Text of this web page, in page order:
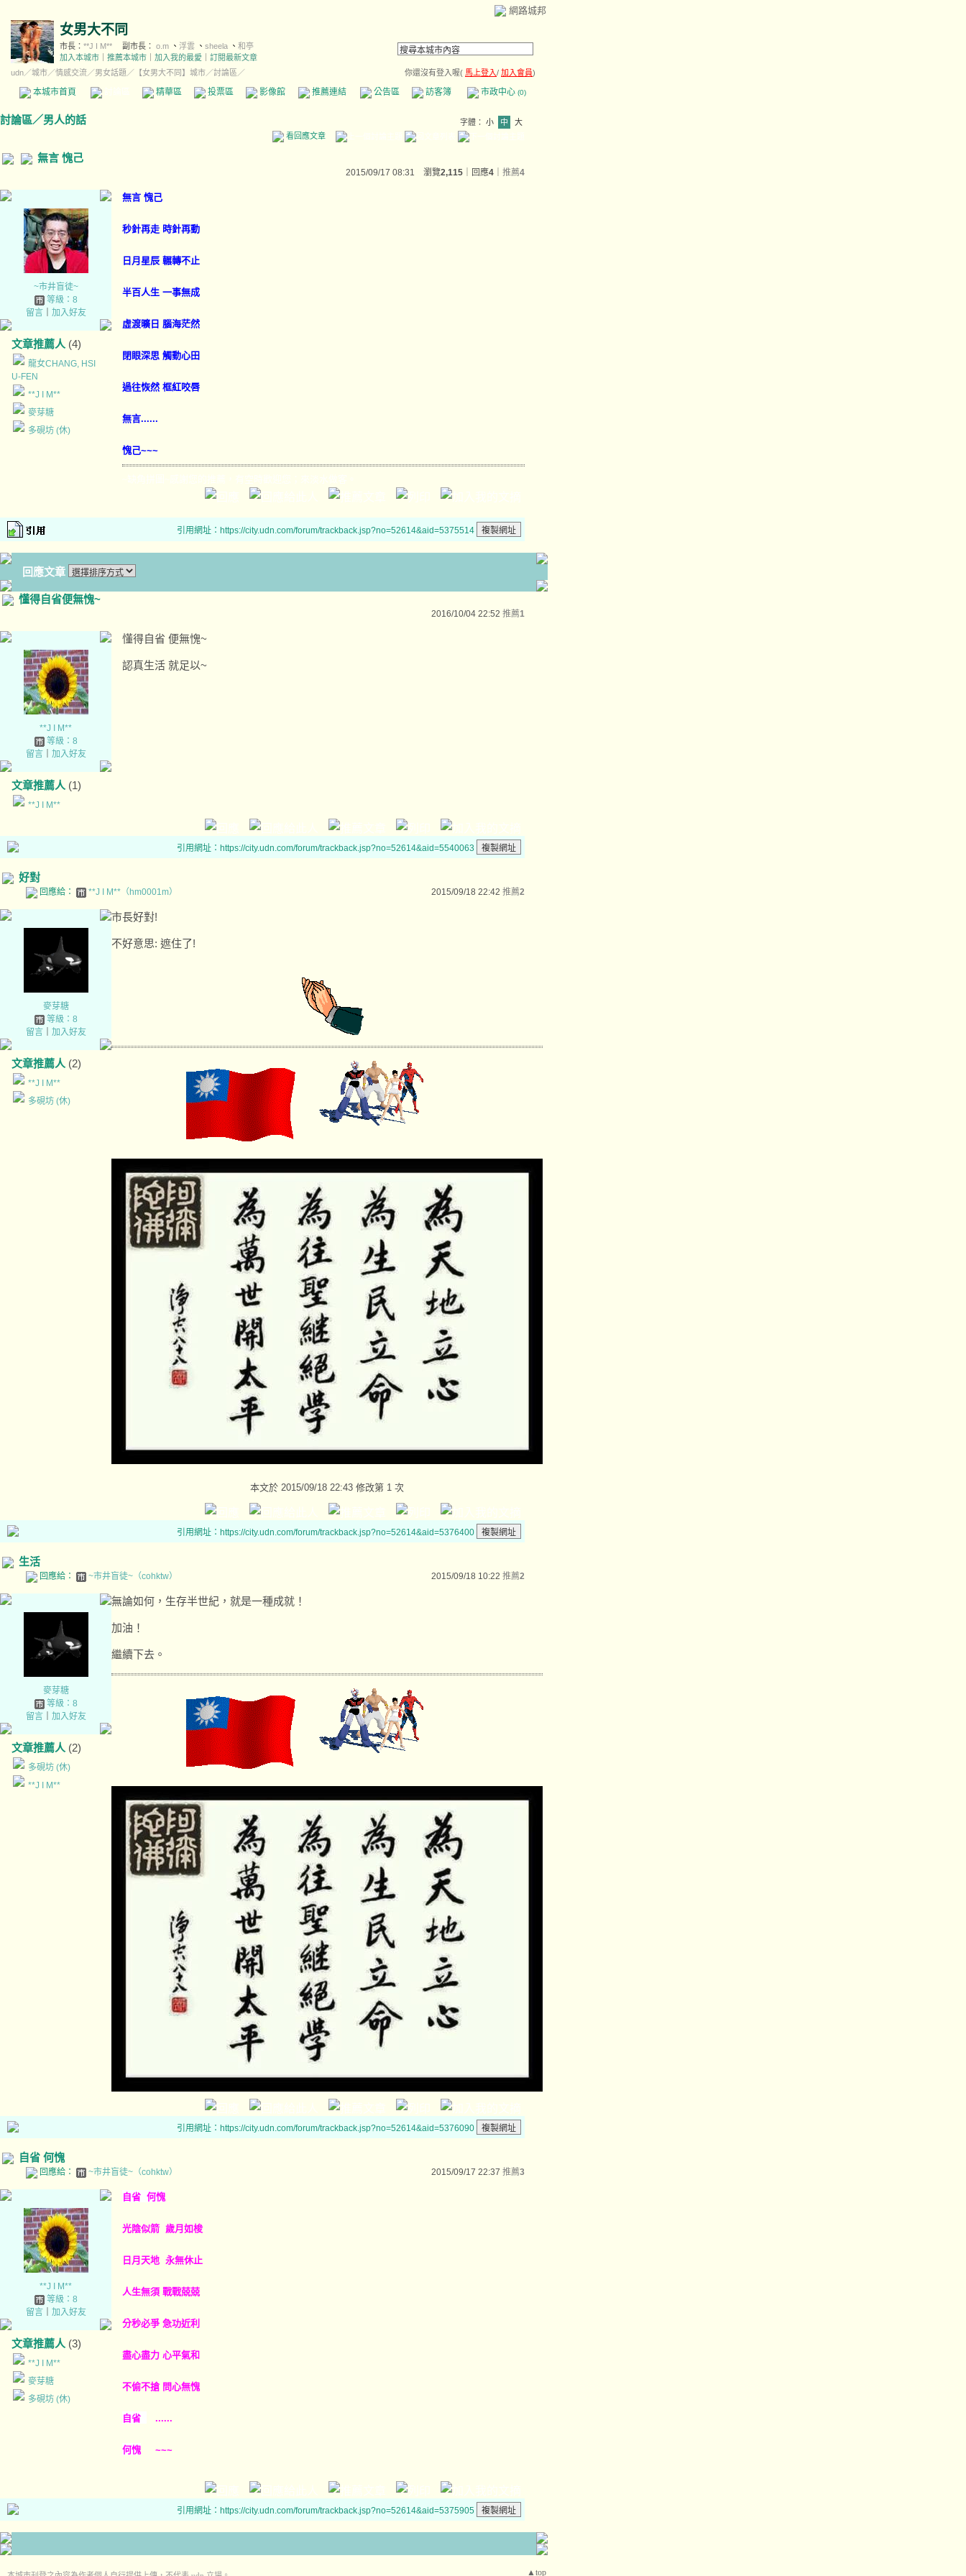
網路城邦
女男大不同
市長： **J I M** 副市長： o.m 、 浮雲 、 sheela 、 和亭
加入本城市
推薦本城市 加入我的最愛
訂閱最新文章
udn／城市／情感交流／男女話題 ／ 【女男大不同】城市／討論區／ 你還沒有登入喔( 馬上登入/ 加入會員)
本城市首頁 精華區 投票區 影像館 推薦連結 公告區 訪客簿 市政中心 (0)
討論區／男人的話 字體： 小 中
大
看回應文章
無言 愧己
2015/09/17 08:31 瀏覽2,115 ｜回應4 推薦4
~市井盲徒~
等級：8
留言｜ 加入好友
文章推薦人 (4)
龍女CHANG, HSI
U-FEN
**J I M**
麥芽糖
多硯坊 (休)
無言 愧己
秒針再走 時針再動
日月星辰 輾轉不止
半百人生 一事無成
虛渡曠日 腦海茫然
閉眼深思 觸動心田
過往恢然 框紅咬唇
無言......
愧己~~~
引用網址：https://city.udn.com/forum/trackback.jsp?no=52614&aid=5375514
回應文章
懂得自省便無愧~
2016/10/04 22:52 推薦1
**J I M**
等級：8
留言｜ 加入好友
文章推薦人 (1)
**J I M**
懂得自省 便無愧~
認真生活 就足以~
引用網址：https://city.udn.com/forum/trackback.jsp?no=52614&aid=5540063
好對
回應給： **J I M**（hm0001m） 2015/09/18 22:42 推薦2
麥芽糖
等級：8
留言｜ 加入好友
文章推薦人 (2)
**J I M**
多硯坊 (休)
市長好對!
不好意思: 遮住了!
本文於 2015/09/18 22:43 修改第 1 次
引用網址：https://city.udn.com/forum/trackback.jsp?no=52614&aid=5376400
生活
回應給： ~市井盲徒~（cohktw） 2015/09/18 10:22 推薦2
麥芽糖
等級：8
留言｜ 加入好友
文章推薦人 (2)
多硯坊 (休)
**J I M**
無論如何，生存半世紀，就是一種成就！
加油！
繼續下去。
引用網址：https://city.udn.com/forum/trackback.jsp?no=52614&aid=5376090
自省 何愧
回應給： ~市井盲徒~（cohktw） 2015/09/17 22:37 推薦3
**J I M**
等級：8
留言｜ 加入好友
文章推薦人 (3)
**J I M**
麥芽糖
多硯坊 (休)
自省 何愧
光陰似箭 歲月如梭
日月天地 永無休止
人生無須 戰戰兢兢
分秒必爭 急功近利
盡心盡力 心平氣和
不偷不搶 問心無愧
自省 ......
何愧 ~~~
引用網址：https://city.udn.com/forum/trackback.jsp?no=52614&aid=5375905
▲top